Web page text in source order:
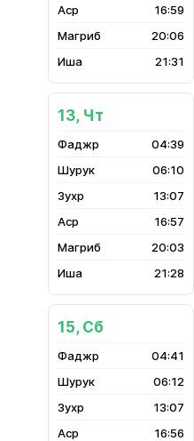
16:59
20:06
21:31
13, Чт
04:39
06:10
13:07
16:57
20:03
21:28
15, Сб
04:41
06:12
13:07
16:56